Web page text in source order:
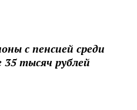
с пенсией среди
тысяч рублей